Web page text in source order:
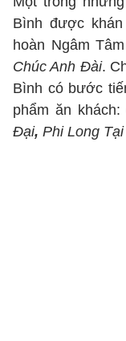
Bình được
hoàn Ngâm
Chúc Anh Đài.
Bình có bước
phẩm ăn khách:
Đại, Phi Long